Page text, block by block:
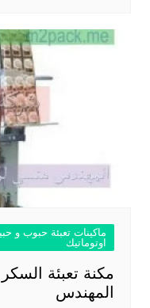
ماكينات تعبئة حبوب و
اوتوماتيك
مكنة تعبئة
المهندس